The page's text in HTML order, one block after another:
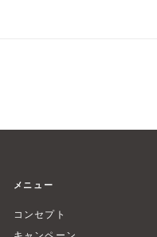
メニュー
コンセプト